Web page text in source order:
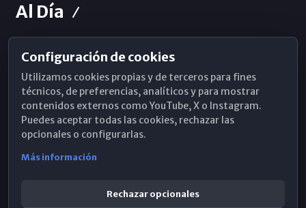
Al Día
Horarios de Misa
Hemeroteca
WhatsApp
Configuración de cookies
Utilizamos cookies propias y de terceros para fines
técnicos, de preferencias, analíticos y para mostrar
contenidos externos como YouTube, X o Instagram.
Puedes aceptar todas las cookies, rechazar las
opcionales o configurarlas.
Más información
Rechazar opcionales